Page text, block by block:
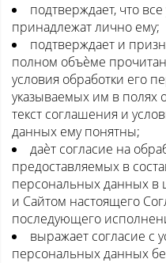
подтверждает, что
принадлежат лично ему;
подтверждает и
полном объѐме
условия обработки его
указываемых им в полях
текст соглашения и
данных ему понятны;
даѐт согласие на
предоставляемых в
персональных данных в
и Сайтом настоящего
последующего
выражает согласие с
персональных данных